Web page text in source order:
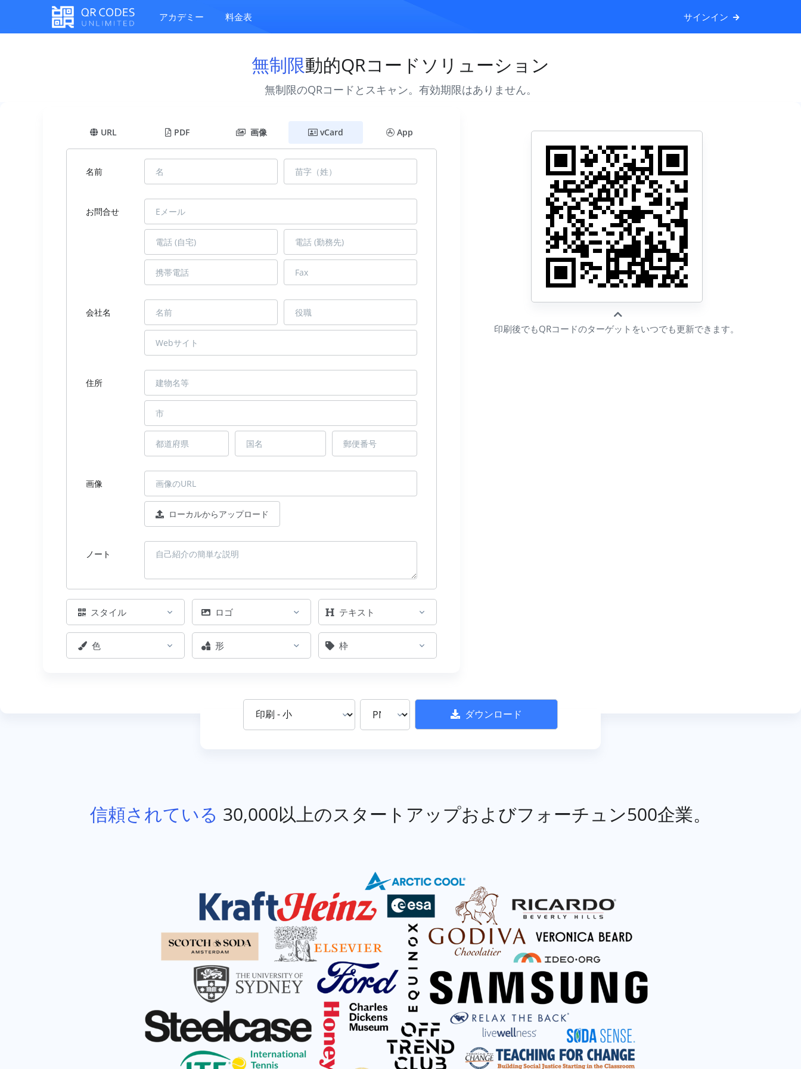
アカデミー 料金表 サインイン
無制限動的QRコードソリューション
無制限のQRコードとスキャン。有効期限はありません。
URL PDF 画像 vCard App
名前
お問合せ
会社名
住所
画像
ローカルからアップロード
ノート
スタイル ロゴ テキスト
色 形 枠
印刷後でもQRコードのターゲットをいつでも更新できます。
ダウンロード
信頼されている 30,000以上のスタートアップおよびフォーチュン500企業。